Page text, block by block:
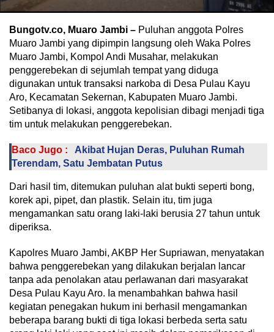
Bungotv.co, Muaro Jambi – Puluhan anggota Polres
Muaro Jambi yang dipimpin langsung oleh Waka Polres
Muaro Jambi, Kompol Andi Musahar, melakukan
penggerebekan di sejumlah tempat yang diduga
digunakan untuk transaksi narkoba di Desa Pulau Kayu
Aro, Kecamatan Sekernan, Kabupaten Muaro Jambi.
Setibanya di lokasi, anggota kepolisian dibagi menjadi tiga
tim untuk melakukan penggerebekan.
Baco Jugo :
Akibat Hujan Deras, Puluhan Rumah
Terendam, Satu Jembatan Putus
Dari hasil tim, ditemukan puluhan alat bukti seperti bong,
korek api, pipet, dan plastik. Selain itu, tim juga
mengamankan satu orang laki-laki berusia 27 tahun untuk
diperiksa.
Kapolres Muaro Jambi, AKBP Her Supriawan, menyatakan
bahwa penggerebekan yang dilakukan berjalan lancar
tanpa ada penolakan atau perlawanan dari masyarakat
Desa Pulau Kayu Aro. Ia menambahkan bahwa hasil
kegiatan penegakan hukum ini berhasil mengamankan
beberapa barang bukti di tiga lokasi berbeda serta satu